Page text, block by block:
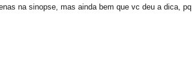
na sinopse, mas ainda bem que vc deu a dica, pq